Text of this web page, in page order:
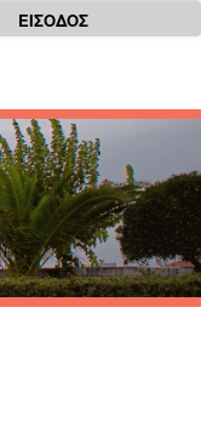
ΕΙΣΟΔΟΣ